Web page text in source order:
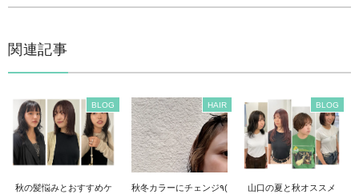
関連記事
BLOG
秋の髪悩みとおすすめケ
HAIR
秋冬カラーにチェンジ٩(
BLOG
山口の夏と秋オススメ